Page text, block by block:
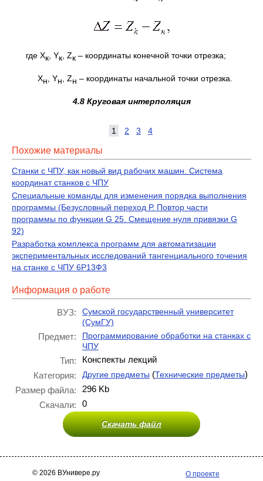
где Xк , Yк , Zк – координаты конечной точки отрезка;
Xн , Yн , Zн – координаты начальной точки отрезка.
4.8 Круговая интерполяция
1 2 3 4
Похожие материалы
Станки с ЧПУ, как новый вид рабочих машин. Система
координат станков с ЧПУ
Специальные команды для изменения порядка выполнения
программы (Безусловный переход Р. Повтор части
программы по функции G 25. Смещение нуля привязки G
92)
Разработка комплекса программ для автоматизации
экспериментальных исследований тангенциального точения
на станке с ЧПУ 6Р13Ф3
Информация о работе
ВУЗ:
Сумской государственный университет
(СумГУ)
Предмет:
Программирование обработки на станках с
ЧПУ
Тип:
Конспекты лекций
Категория:
Другие предметы (Технические предметы)
Размер файла:
296 Kb
Скачали:
0
Скачать файл
© 2026 ВУнивере.ру О проекте